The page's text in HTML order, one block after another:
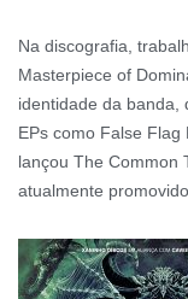
Na discografia,
Masterpiece of
identidade da banda,
EPs como False
lançou The Common
atualmente